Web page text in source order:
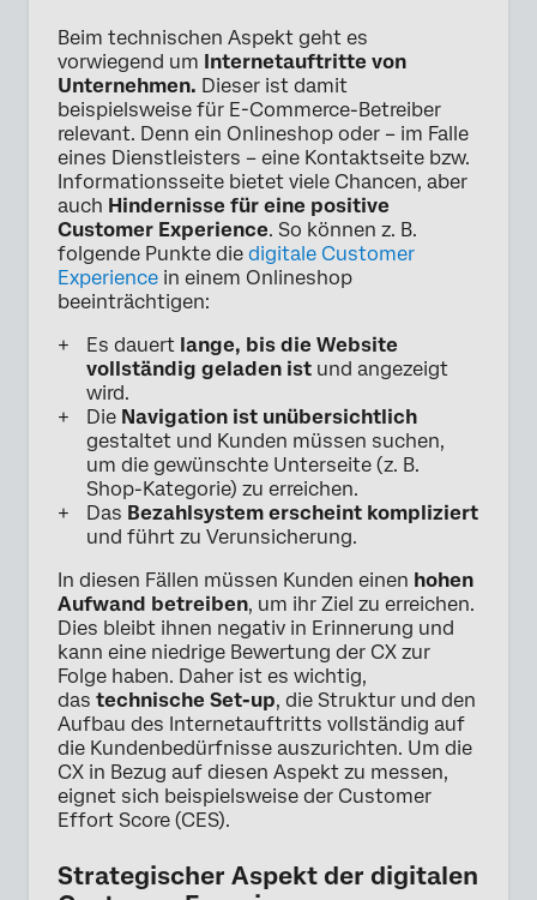
Beim technischen Aspekt geht es
vorwiegend um Internetauftritte von
Unternehmen. Dieser ist damit
beispielsweise für E-Commerce-Betreiber
relevant. Denn ein Onlineshop oder – im Falle
eines Dienstleisters – eine Kontaktseite bzw.
Informationsseite bietet viele Chancen, aber
auch Hindernisse für eine positive
Customer Experience. So können z. B.
folgende Punkte die digitale Customer
Experience in einem Onlineshop
beeinträchtigen:
Es dauert lange, bis die Website
vollständig geladen ist und angezeigt
wird.
Die Navigation ist unübersichtlich
gestaltet und Kunden müssen suchen,
um die gewünschte Unterseite (z. B.
Shop-Kategorie) zu erreichen.
Das Bezahlsystem erscheint kompliziert
und führt zu Verunsicherung.
In diesen Fällen müssen Kunden einen hohen
Aufwand betreiben, um ihr Ziel zu erreichen.
Dies bleibt ihnen negativ in Erinnerung und
kann eine niedrige Bewertung der CX zur
Folge haben. Daher ist es wichtig,
das technische Set-up, die Struktur und den
Aufbau des Internetauftritts vollständig auf
die Kundenbedürfnisse auszurichten. Um die
CX in Bezug auf diesen Aspekt zu messen,
eignet sich beispielsweise der Customer
Effort Score (CES).
Strategischer Aspekt der digitalen